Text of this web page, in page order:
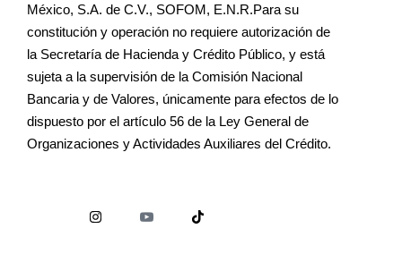
México, S.A. de C.V., SOFOM, E.N.R.Para su
constitución y operación no requiere autorización de
la Secretaría de Hacienda y Crédito Público, y está
sujeta a la supervisión de la Comisión Nacional
Bancaria y de Valores, únicamente para efectos de lo
dispuesto por el artículo 56 de la Ley General de
Organizaciones y Actividades Auxiliares del Crédito.